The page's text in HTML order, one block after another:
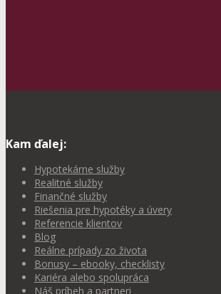
Kam ďalej:
Hypotekárne služby
Realitné služby
Finančné služby
Riešenia pre hypotéky a úvery
Referencie klientov
Blog
Reálne prípady zo života
Bonusy – ebooky, checklisty
Kariéra alebo spolupráca
Náš príbeh a partneri